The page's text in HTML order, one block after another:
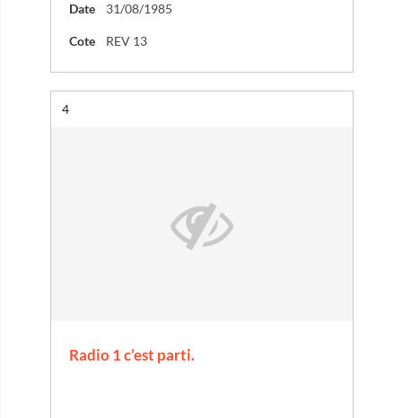
Date 31/08/1985
Cote REV 13
Résultat n°
4
Radio 1 c’est parti.